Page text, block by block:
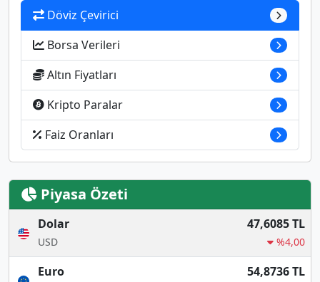
Döviz Çevirici
Borsa Verileri
Altın Fiyatları
Kripto Paralar
Faiz Oranları
Piyasa Özeti
Dolar
USD
47,6085 TL
%4,00
Euro 54,8736 TL